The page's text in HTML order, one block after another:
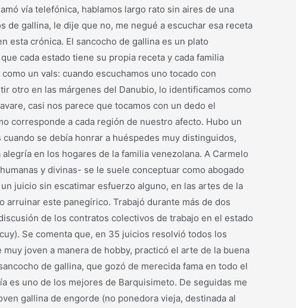
vía telefónica, hablamos largo rato sin aires de una
gallina, le dije que no, me negué a escuchar esa receta
esta crónica. El sancocho de gallina es un plato
cada estado tiene su propia receta y cada familia
un vals: cuando escuchamos uno tocado con
otro en las márgenes del Danubio, lo identificamos como
casi nos parece que tocamos con un dedo el
corresponde a cada región de nuestro afecto. Hubo un
se debía honrar a huéspedes muy distinguidos,
en los hogares de la familia venezolana. A Carmelo
y divinas- se le suele conceptuar como abogado
juicio sin escatimar esfuerzo alguno, en las artes de la
este panegírico. Trabajó durante más de dos
de los contratos colectivos de trabajo en el estado
Se comenta que, en 35 juicios resolvió todos los
joven a manera de hobby, practicó el arte de la buena
de gallina, que gozó de merecida fama en todo el
es uno de los mejores de Barquisimeto. De seguidas me
gallina de engorde (no ponedora vieja, destinada al